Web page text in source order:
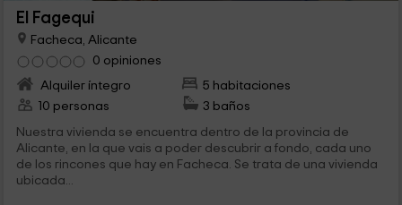
El Fagequi
Facheca, Alicante
0 opiniones
Alquiler íntegro
5 habitaciones
10 personas
3 baños
Nuestra vivienda se encuentra dentro de la provincia de
Alicante, en la que vais a poder descubrir a fondo, cada uno
de los rincones que hay en Facheca. Se trata de una vivienda
ubicada...